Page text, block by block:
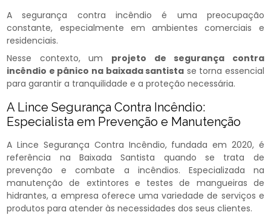
A segurança contra incêndio é uma preocupação
constante, especialmente em ambientes comerciais e
residenciais.
Nesse contexto, um projeto de segurança contra
incêndio e pânico na baixada santista se torna essencial
para garantir a tranquilidade e a proteção necessária.
A Lince Segurança Contra Incêndio:
Especialista em Prevenção e Manutenção
A Lince Segurança Contra Incêndio, fundada em 2020, é
referência na Baixada Santista quando se trata de
prevenção e combate a incêndios. Especializada na
manutenção de extintores e testes de mangueiras de
hidrantes, a empresa oferece uma variedade de serviços e
produtos para atender às necessidades dos seus clientes.